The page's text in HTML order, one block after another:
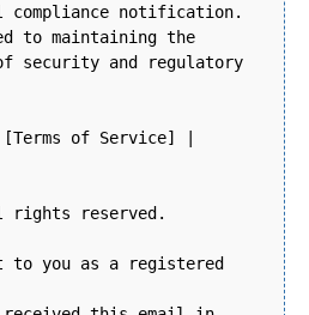
notification.
to maintaining the
security and regulatory
of Service] |
rights reserved.
to you as a registered